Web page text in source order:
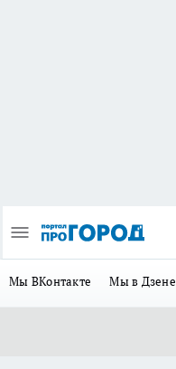
Мы ВКонтакте Мы в Дзене